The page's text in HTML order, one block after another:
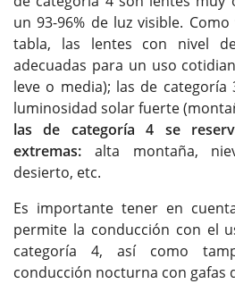
un 93-96% de luz visible.
tabla, las lentes con nivel
adecuadas para un uso
leve o media); las de
luminosidad solar fuerte
las de categoría 4 se
extremas: alta montaña,
desierto, etc.
Es importante tener en
permite la conducción con el
categoría 4, así como
conducción nocturna con gafas